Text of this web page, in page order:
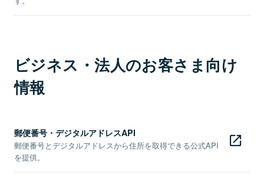
ビジネス・法人のお客さま向け
情報
郵便番号・デジタルアドレスAPI
郵便番号とデジタルアドレスから住所を取得できる公式API
を提供。